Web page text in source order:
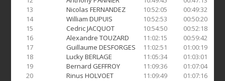
13
Nicolas FERNANDEZ 10:52:05
00:49:32
14
William DUPUIS 10:52:53
00:50:20
15
Cedric JACQUOT 10:54:50
00:52:18
16
Alexandre TOUZARD 11:02:15
00:59:42
17
Guillaume DESFORGES 11:02:51
01:00:19
18
Lucky BERLAGE 11:05:34
01:03:01
19
Bernard GEFFROY 11:09:36
01:07:04
20
Rinus HOLVOET 11:09:49 01:07:16